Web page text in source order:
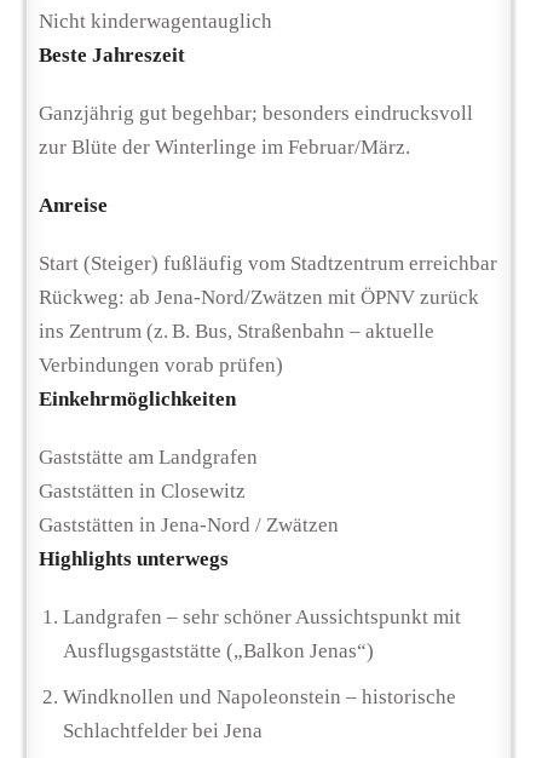
Nicht kinderwagentauglich
Beste Jahreszeit
Ganzjährig gut begehbar; besonders eindrucksvoll
zur Blüte der Winterlinge im Februar/März.
Anreise
Start (Steiger) fußläufig vom Stadtzentrum erreichbar
Rückweg: ab Jena-Nord/Zwätzen mit ÖPNV zurück
ins Zentrum (z. B. Bus, Straßenbahn – aktuelle
Verbindungen vorab prüfen)
Einkehrmöglichkeiten
Gaststätte am Landgrafen
Gaststätten in Closewitz
Gaststätten in Jena-Nord / Zwätzen
Highlights unterwegs
Landgrafen – sehr schöner Aussichtspunkt mit
Ausflugsgaststätte („Balkon Jenas“)
Windknollen und Napoleonstein – historische
Schlachtfelder bei Jena